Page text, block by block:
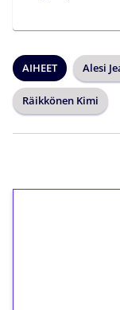
AIHEET Alesi
Räikkönen Kimi